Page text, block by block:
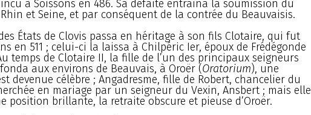
à Soissons en 486. Sa défaite entraîna la soumission du
Rhin et Seine, et par conséquent de la contrée du Beauvaisis.
États de Clovis passa en héritage à son fils Clotaire, qui fut
en 511 ; celui-ci la laissa à Chilpéric Ier, époux de Frédégonde
temps de Clotaire II, la fille de l’un des principaux seigneurs
aux environs de Beauvais, à Oroër (Oratorium), une
devenue célèbre ; Angadresme, fille de Robert, chancelier du
en mariage par un seigneur du Vexin, Ansbert ; mais elle
position brillante, la retraite obscure et pieuse d’Oroër.